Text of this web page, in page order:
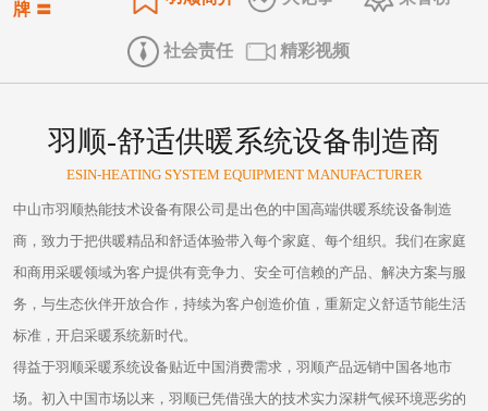
牌 〓
社会责任 精彩视频
羽顺-舒适供暖系统设备制造商
ESIN-HEATING SYSTEM EQUIPMENT MANUFACTURER
中山市羽顺热能技术设备有限公司是出色的中国高端供暖系统设备制造
商，致力于把供暖精品和舒适体验带入每个家庭、每个组织。我们在家庭
和商用采暖领域为客户提供有竞争力、安全可信赖的产品、解决方案与服
务，与生态伙伴开放合作，持续为客户创造价值，重新定义舒适节能生活
标准，开启采暖系统新时代。
得益于羽顺采暖系统设备贴近中国消费需求，羽顺产品远销中国各地市
场。初入中国市场以来，羽顺已凭借强大的技术实力深耕气候环境恶劣的